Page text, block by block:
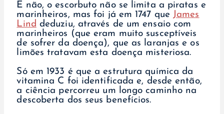
E não, o escorbuto não se limita a piratas e
marinheiros, mas foi já em 1747 que James
Lind deduziu, através de um ensaio com
marinheiros (que eram muito susceptíveis
de sofrer da doença), que as laranjas e os
limões tratavam esta doença misteriosa.
Só em 1933 é que a estrutura química da
vitamina C foi identificada e, desde então,
a ciência percorreu um longo caminho na
descoberta dos seus benefícios.